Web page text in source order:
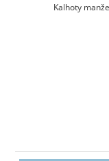
Kalhoty